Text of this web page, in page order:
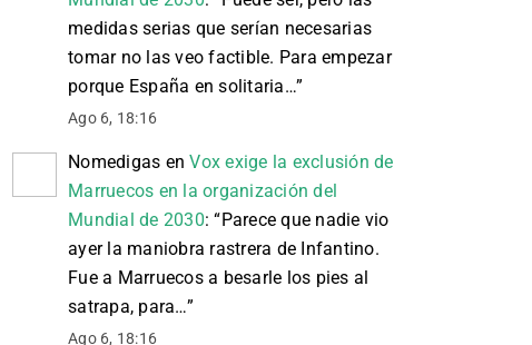
medidas serias que serían necesarias
tomar no las veo factible. Para empezar
porque España en solitaria…”
Ago 6, 18:16
Nomedigas enVox exige la exclusión de
Marruecos en la organización del
Mundial de 2030: “Parece que nadie vio
ayer la maniobra rastrera de Infantino.
Fue a Marruecos a besarle los pies al
satrapa, para…”
Ago 6, 18:16